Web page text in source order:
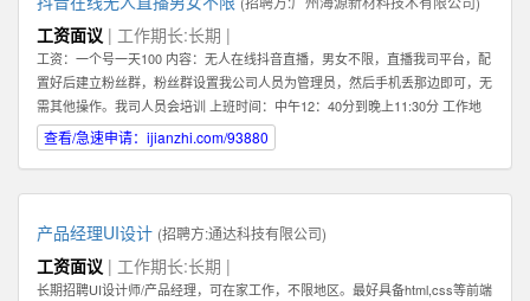
工资面议 | 工作期长:长期 |
工资：一个号一天100 内容：无人在线抖音直播，男女不限，直播我司平台，配
置好后建立粉丝群，粉丝群设置我公司人员为管理员，然后手机丢那边即可，无
需其他操作。我司人员会培训 上班时间：中午12：40分到晚上11:30分 工作地
点：任意，有网络有电即可 工作要求：配合，如抖音提示需要扫脸配合扫脸 其
他福利：播满10天额外奖励200元 应聘地：全国皆可
查看/急速申请：ijianzhi.com/93880
产品经理UI设计 (招聘方:通达科技有限公司)
工资面议 | 工作期长:长期 |
长期招聘UI设计师/产品经理，可在家工作，不限地区。最好具备html,css等前端